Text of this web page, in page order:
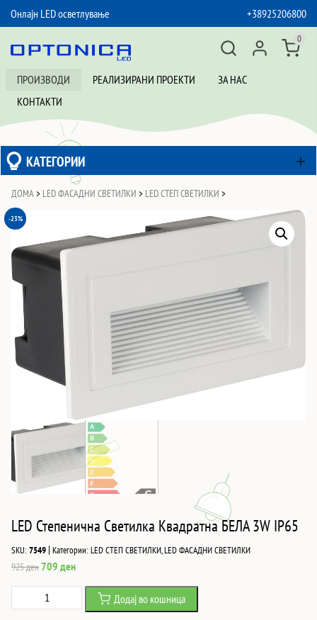
Онлајн LED осветлување
+38925206800
ПРОИЗВОДИ РЕАЛИЗИРАНИ ПРОЕКТИ
ЗА НАС
КОНТАКТИ
0
КАТЕГОРИИ
ДОМА > LED ФАСАДНИ СВЕТИЛКИ > LED СТЕП СВЕТИЛКИ >
-23%
LED Степенична Светилка Квадратна БЕЛА 3W IP65
SKU:7549 | Категории:LED СТЕП СВЕТИЛКИ,LED ФАСАДНИ СВЕТИЛКИ
925денOriginal
was:
709 денCurrent
709 ден.
Степенична
Додај во кошница